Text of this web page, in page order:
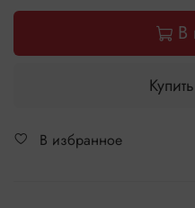
В
В избранное